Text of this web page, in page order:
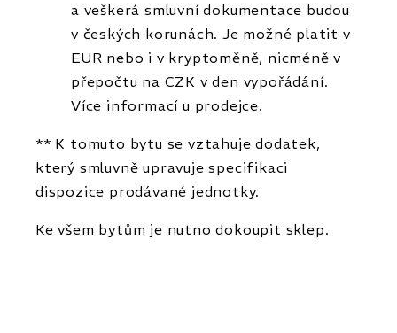
a veškerá smluvní dokumentace budou
v českých korunách. Je možné platit v
EUR nebo i v kryptoměně, nicméně v
přepočtu na CZK v den vypořádání.
Více informací u prodejce.
** K tomuto bytu se vztahuje dodatek,
který smluvně upravuje specifikaci
dispozice prodávané jednotky.
Ke všem bytům je nutno dokoupit sklep.